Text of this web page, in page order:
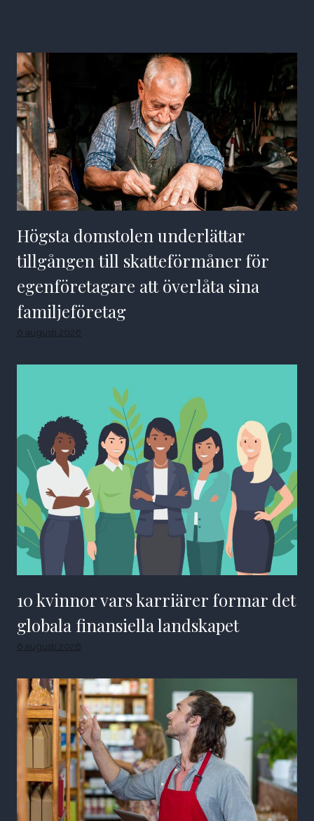
Högsta domstolen underlättar
tillgången till skatteförmåner för
egenföretagare att överlåta sina
familjeföretag
6 augusti 2026
10 kvinnor vars karriärer formar det
globala finansiella landskapet
6 augusti 2026